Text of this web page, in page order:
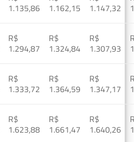
1.135,86
1.162,15
1.147,32
R$
1.294,87
R$
1.324,84
R$
1.307,93
R$
1.333,72
R$
1.364,59
R$
1.347,17
R$
1.623,88
R$
1.661,47
R$
1.640,26